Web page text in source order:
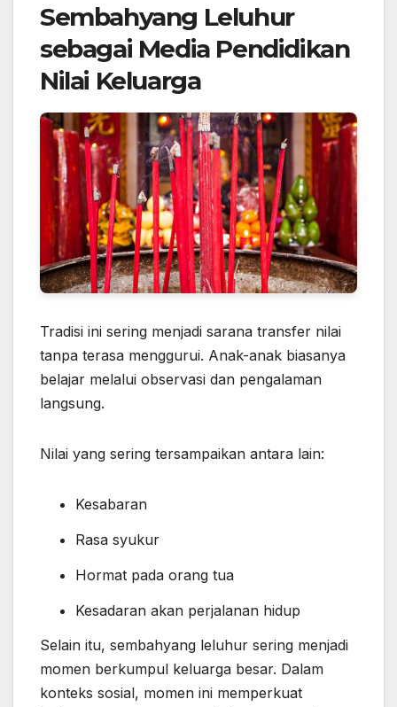
Sembahyang Leluhur
sebagai Media Pendidikan
Nilai Keluarga
Tradisi ini sering menjadi sarana transfer nilai
tanpa terasa menggurui. Anak-anak biasanya
belajar melalui observasi dan pengalaman
langsung.
Nilai yang sering tersampaikan antara lain:
Kesabaran
Rasa syukur
Hormat pada orang tua
Kesadaran akan perjalanan hidup
Selain itu, sembahyang leluhur sering menjadi
momen berkumpul keluarga besar. Dalam
konteks sosial, momen ini memperkuat